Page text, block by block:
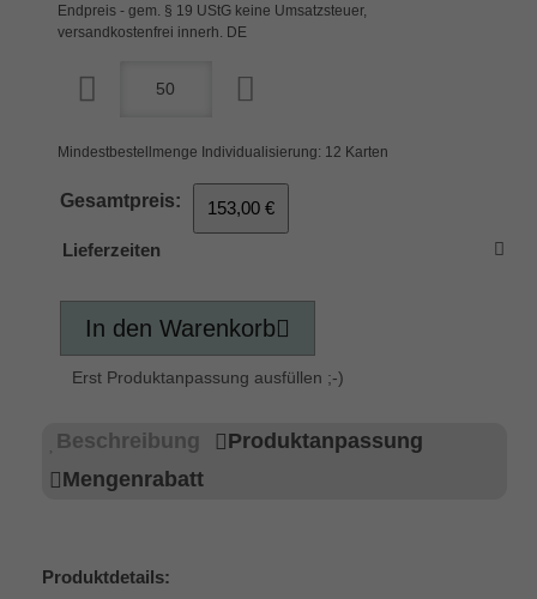
Endpreis - gem. § 19 UStG keine Umsatzsteuer,
versandkostenfrei innerh. DE
Mindestbestellmenge Individualisierung: 12 Karten
Gesamtpreis: 153,00 €
Lieferzeiten
In den Warenkorb
Erst Produktanpassung ausfüllen ;-)
Beschreibung
Produktanpassung
Mengenrabatt
Produktdetails: